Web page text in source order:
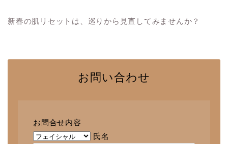
新春の肌リセットは、巡りから見直してみませんか？
お問い合わせ
お問合せ内容
氏名